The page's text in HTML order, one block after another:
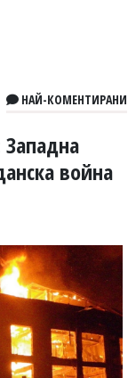
НАЙ-КОМЕНТИРАНИ
война